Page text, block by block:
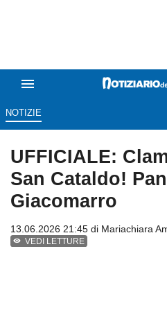
NOTIZIE
UFFICIALE:
San Cataldo!
Giacomarro
13.06.2026 21:45 di Mariachiara
VEDI LETTURE